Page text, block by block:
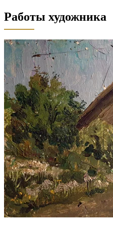
Работы художника